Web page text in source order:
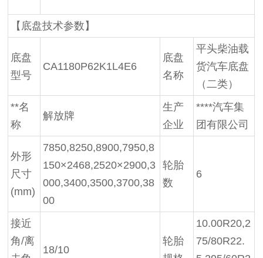
【底盘技术参数】
底盘
型号
CA1180P62K1L4E6
底盘
名称
平头柴油载
货汽车底盘
（二类）
**名
称
解放牌
生产
企业
****汽车集
团有限公司
外形
尺寸
(mm)
7850,8250,8900,7950,8
150×2468,2520×2900,3
000,3400,3500,3700,38
00
轮胎
数
6
接近
角/离
18/10
轮胎
10.00R20,2
75/80R22.